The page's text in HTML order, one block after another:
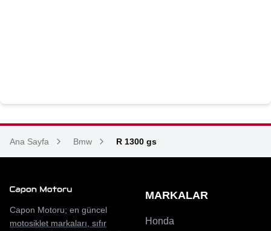
Ana Sayfa Bmw R 1300 gs
Capon Motoru; en güncel
motosiklet markaları, sıfır
MARKALAR
Honda